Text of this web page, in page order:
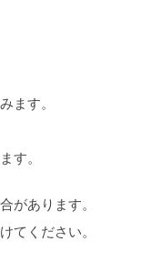
ます。
す。
があります。
てください。